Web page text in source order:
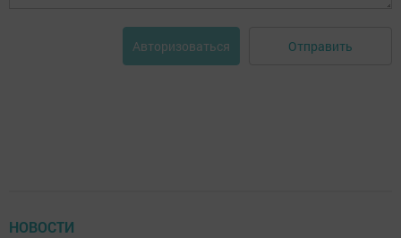
Авторизоваться Отправить
НОВОСТИ